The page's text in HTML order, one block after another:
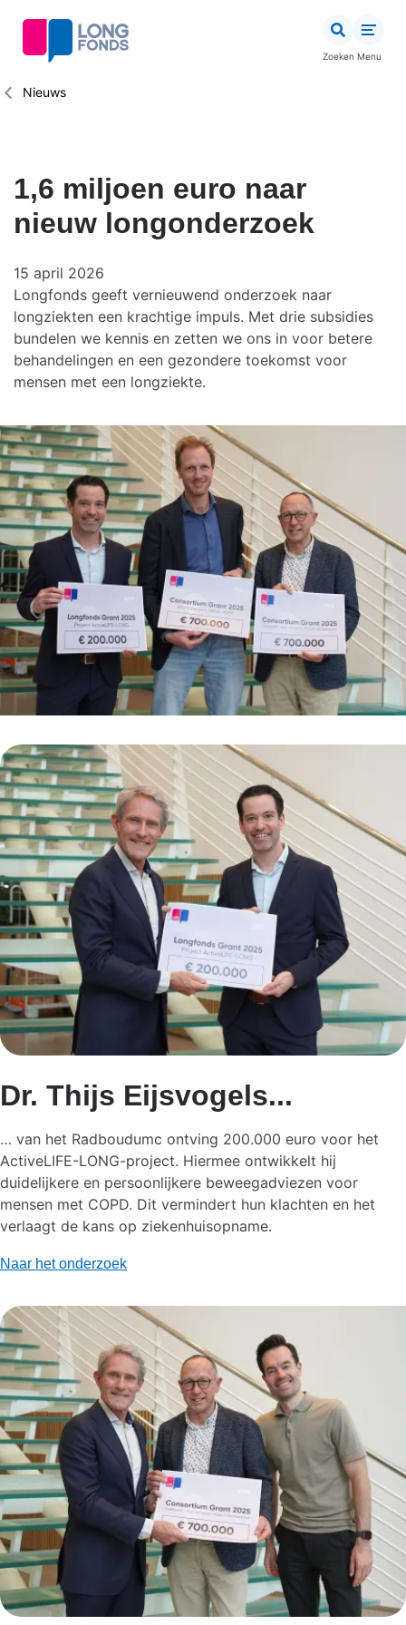
inhoud
Zoeken Menu
Kruimelpad
Nieuws
1,6 miljoen euro naar
nieuw longonderzoek
15 april 2026
Longfonds geeft vernieuwend onderzoek naar
longziekten een krachtige impuls. Met drie subsidies
bundelen we kennis en zetten we ons in voor betere
behandelingen en een gezondere toekomst voor
mensen met een longziekte.
Dr. Thijs Eijsvogels...
… van het Radboudumc ontving 200.000 euro voor het
ActiveLIFE-LONG-project. Hiermee ontwikkelt hij
duidelijkere en persoonlijkere beweegadviezen voor
mensen met COPD. Dit vermindert hun klachten en het
verlaagt de kans op ziekenhuisopname.
Naar het onderzoek